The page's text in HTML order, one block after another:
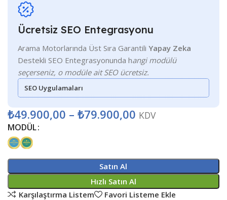
Ücretsiz SEO Entegrasyonu
Arama Motorlarında Üst Sıra Garantili Yapay Zeka
Destekli SEO Entegrasyonunda hangi modülü
seçerseniz, o modüle ait SEO ücretsiz.
SEO Uygulamaları
₺49.900,00 – ₺79.900,00 KDV
MODÜL
Satın Al
Hızlı Satın Al
Karşılaştırma Listem
Favori Listeme Ekle